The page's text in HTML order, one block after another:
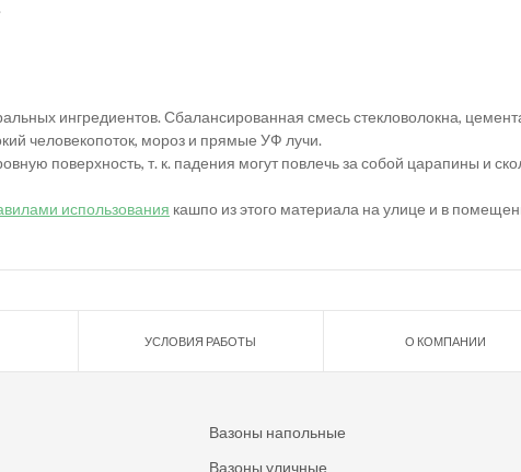
ингредиентов. Сбалансированная смесь стекловолокна,
человекопоток, мороз и прямые УФ лучи.
поверхность, т. к. падения могут повлечь за собой царапины и
использования кашпо из этого материала на улице и в
УСЛОВИЯ РАБОТЫ О КОМПАНИИ
Вазоны напольные
Вазоны уличные